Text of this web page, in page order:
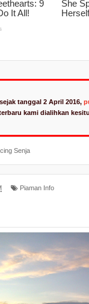
tanggal 2 April 2016,
kami dialihkan
Senja
Piaman Info